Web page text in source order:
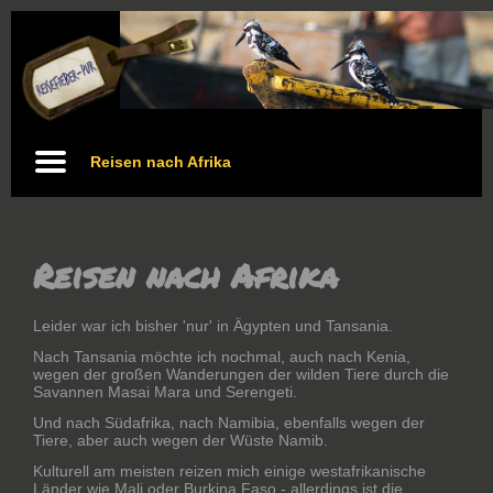
Reisen nach Afrika
Reisen nach Afrika
Leider war ich bisher 'nur' in Ägypten und Tansania.
Nach Tansania möchte ich nochmal, auch nach Kenia,
wegen der großen Wanderungen der wilden Tiere durch die
Savannen Masai Mara und Serengeti.
Und nach Südafrika, nach Namibia, ebenfalls wegen der
Tiere, aber auch wegen der Wüste Namib.
Kulturell am meisten reizen mich einige westafrikanische
Länder wie Mali oder Burkina Faso - allerdings ist die